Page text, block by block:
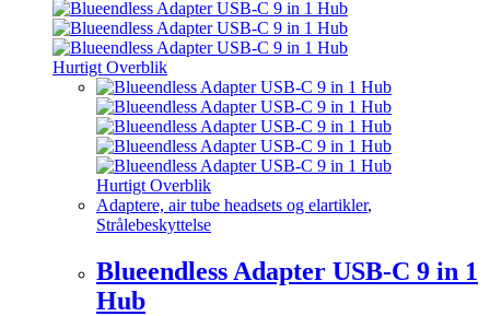
Hurtigt Overblik
Hurtigt Overblik
Adaptere, air tube headsets og elartikler,
Strålebeskyttelse
Blueendless Adapter USB-C 9 in 1
Hub